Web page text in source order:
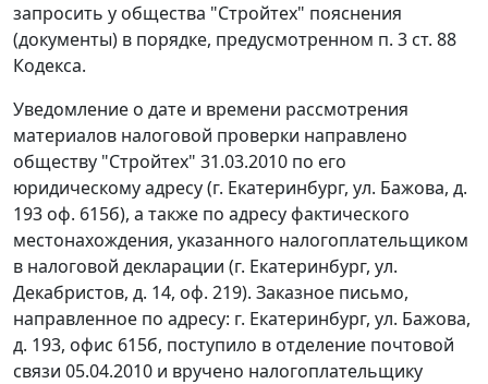
запросить у общества "Стройтех" пояснения
(документы) в порядке, предусмотренном п. 3 ст. 88
Кодекса.
Уведомление о дате и времени рассмотрения
материалов налоговой проверки направлено
обществу "Стройтех" 31.03.2010 по его
юридическому адресу (г. Екатеринбург, ул. Бажова, д.
193 оф. 615б), а также по адресу фактического
местонахождения, указанного налогоплательщиком
в налоговой декларации (г. Екатеринбург, ул.
Декабристов, д. 14, оф. 219). Заказное письмо,
направленное по адресу: г. Екатеринбург, ул. Бажова,
д. 193, офис 615б, поступило в отделение почтовой
связи 05.04.2010 и вручено налогоплательщику